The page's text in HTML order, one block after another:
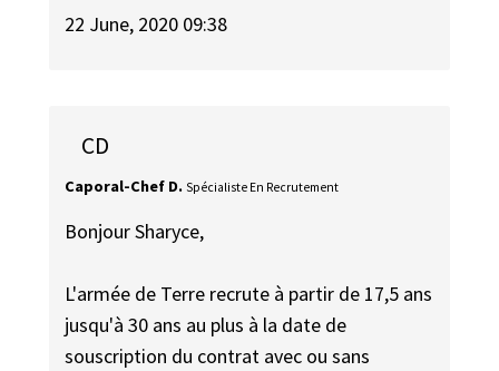
22 June, 2020 09:38
CD
Caporal-Chef D. Spécialiste En Recrutement
Bonjour Sharyce,
L'armée de Terre recrute à partir de 17,5 ans
jusqu'à 30 ans au plus à la date de
souscription du contrat avec ou sans